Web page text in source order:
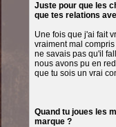
Juste pour que les
que tes relations
Une fois que j'ai fait
vraiment mal
ne savais pas qu'il
nous avons pu en
que tu sois un vrai
Quand tu joues les
marque ?